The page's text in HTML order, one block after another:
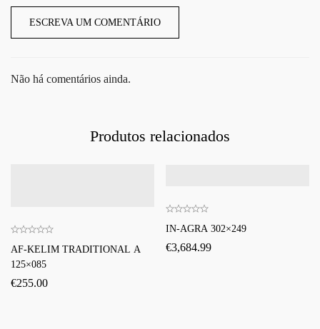
ESCREVA UM COMENTÁRIO
Não há comentários ainda.
Produtos relacionados
AF-KELIM TRADITIONAL A
125×085
€255.00
IN-AGRA 302×249
€3,684.99